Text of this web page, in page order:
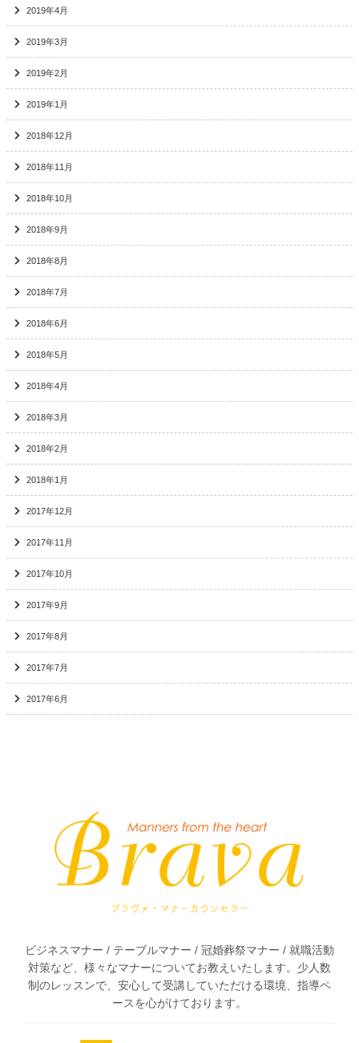
2019年4月
2019年3月
2019年2月
2019年1月
2018年12月
2018年11月
2018年10月
2018年9月
2018年8月
2018年7月
2018年6月
2018年5月
2018年4月
2018年3月
2018年2月
2018年1月
2017年12月
2017年11月
2017年10月
2017年9月
2017年8月
2017年7月
2017年6月
ビジネスマナー / テーブルマナー / 冠婚葬祭マナー / 就職活動
対策など、様々なマナーについてお教えいたします。少人数
制のレッスンで、安心して受講していただける環境、指導ペ
ースを心がけております。